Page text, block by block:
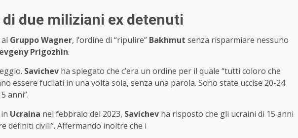
due miliziani ex detenuti
Gruppo Wagner, l’ordine di “ripulire” Bakhmut senza risparmiare nessuno
Prigozhin.
Savichev ha spiegato che c’era un ordine per il quale “tutti coloro che
essere fucilati in una volta sola, senza una parola. Sono state uccise 20-24
anni”.
Ucraina nel febbraio del 2023, Savichev ha risposto che gli ucraini di 15 anni
definiti civili”. Affermando inoltre che i